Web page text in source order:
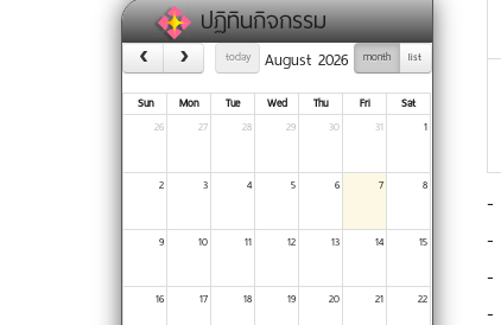
ปฏิทินกิจกรรม
today month list
August 2026
Sun Mon Tue Wed Thu Fri
Sat
26
27 28 29 30 31 1
2 3 4 5 6 7 8
9 10 11 12 13 14 15
16 17 18 19 20 21 22
-
-
-
-